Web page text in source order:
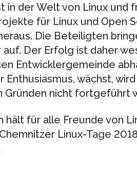
in der Welt von Linux und
für Linux und Open
Die Beteiligten
Der Erfolg ist daher
Entwicklergemeinde
Enthusiasmus, wächst,
Gründen nicht fortgeführt
für alle Freunde von
Linux-Tage